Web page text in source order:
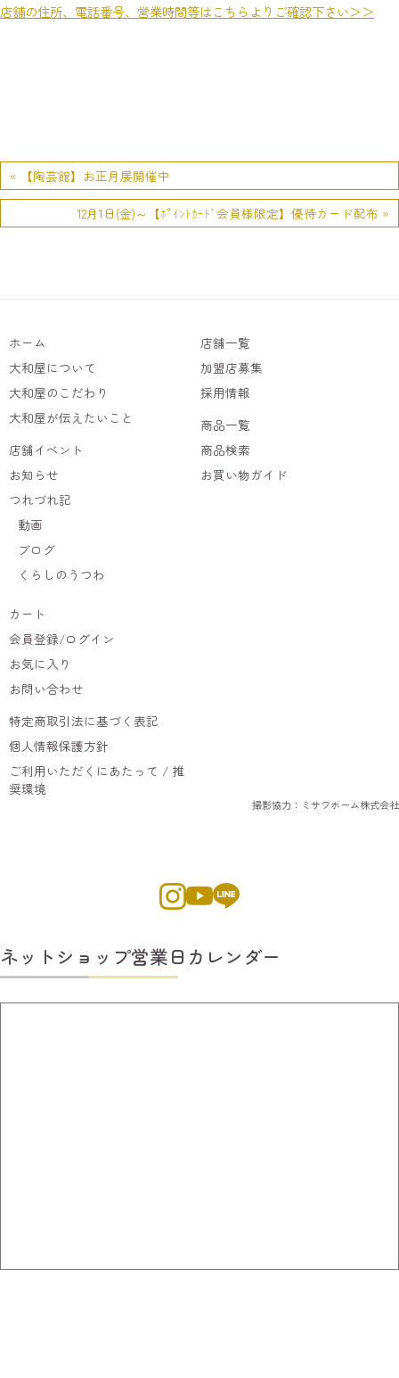
店舗の住所、電話番号、営業時間等はこちらよりご確認下さい＞＞
« 【陶芸館】お正月展開催中
12月1日(金)～【ﾎﾟｲﾝﾄｶｰﾄﾞ会員様限定】優待カード配布 »
ホーム
大和屋について
大和屋のこだわり
大和屋が伝えたいこと
店舗イベント
お知らせ
つれづれ記
動画
ブログ
くらしのうつわ
店舗一覧
加盟店募集
採用情報
商品一覧
商品検索
お買い物ガイド
カート
会員登録/ログイン
お気に入り
お問い合わせ
特定商取引法に基づく表記
個人情報保護方針
ご利用いただくにあたって / 推
奨環境
撮影協力：ミサワホーム株式会社
ネットショップ営業日カレンダー